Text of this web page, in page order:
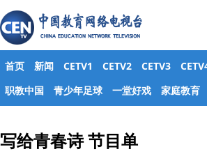
首页 新闻 CETV1 CETV2 CETV3
职教中国
青少年足球 一堂好戏 家庭教育
写给青春诗 节目单